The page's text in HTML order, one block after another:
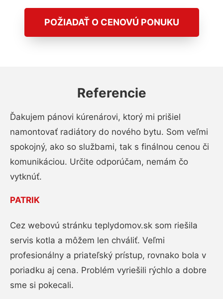
POŽIADAŤ O CENOVÚ PONUKU
Referencie
Ďakujem pánovi kúrenárovi, ktorý mi prišiel
namontovať radiátory do nového bytu. Som veľmi
spokojný, ako so službami, tak s finálnou cenou či
komunikáciou. Určite odporúčam, nemám čo
vytknúť.
PATRIK
Cez webovú stránku teplydomov.sk som riešila
servis kotla a môžem len chváliť. Veľmi
profesionálny a priateľský prístup, rovnako bola v
poriadku aj cena. Problém vyriešili rýchlo a dobre
sme si pokecali.